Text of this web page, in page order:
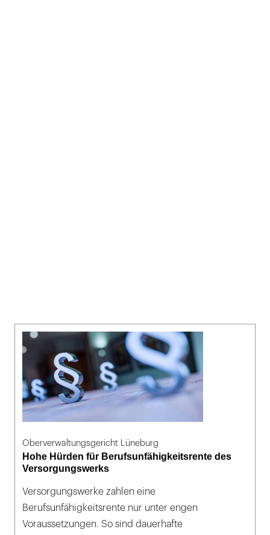
Oberverwaltungsgericht Lüneburg
Hohe Hürden für Berufsunfähigkeitsrente des
Versorgungswerks
Versorgungswerke zahlen eine
Berufsunfähigkeitsrente nur unter engen
Voraussetzungen. So sind dauerhafte